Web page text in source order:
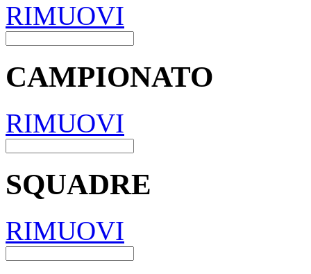
RIMUOVI
CAMPIONATO
RIMUOVI
SQUADRE
RIMUOVI